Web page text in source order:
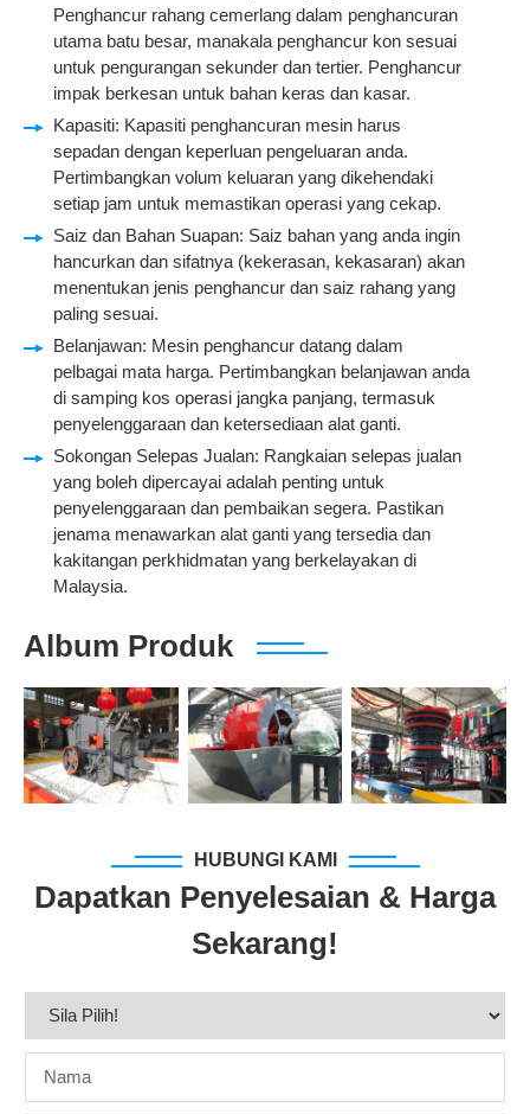
Penghancur rahang cemerlang dalam penghancuran
utama batu besar, manakala penghancur kon sesuai
untuk pengurangan sekunder dan tertier. Penghancur
impak berkesan untuk bahan keras dan kasar.
Kapasiti: Kapasiti penghancuran mesin harus
sepadan dengan keperluan pengeluaran anda.
Pertimbangkan volum keluaran yang dikehendaki
setiap jam untuk memastikan operasi yang cekap.
Saiz dan Bahan Suapan: Saiz bahan yang anda ingin
hancurkan dan sifatnya (kekerasan, kekasaran) akan
menentukan jenis penghancur dan saiz rahang yang
paling sesuai.
Belanjawan: Mesin penghancur datang dalam
pelbagai mata harga. Pertimbangkan belanjawan anda
di samping kos operasi jangka panjang, termasuk
penyelenggaraan dan ketersediaan alat ganti.
Sokongan Selepas Jualan: Rangkaian selepas jualan
yang boleh dipercayai adalah penting untuk
penyelenggaraan dan pembaikan segera. Pastikan
jenama menawarkan alat ganti yang tersedia dan
kakitangan perkhidmatan yang berkelayakan di
Malaysia.
Album Produk
HUBUNGI KAMI
Dapatkan Penyelesaian & Harga
Sekarang!